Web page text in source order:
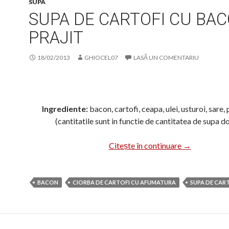
SUPA
SUPA DE CARTOFI CU
PRAJIT
18/02/2013 GHIOCEL07 LASĂ UN COMENTARIU
Ingrediente: bacon, cartofi, ceapa, ulei, usturoi, sare,
(cantitatile sunt in functie de cantitatea de supa
Citește în continuare Supa de
→
BACON CIORBA DE CARTOFI CU AFUMATURA SUPA DE